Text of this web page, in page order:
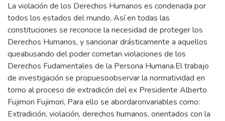
La violación de los Derechos Humanos es condenada por
todos los estados del mundo, Así en todas las
constituciones se reconoce la necesidad de proteger los
Derechos Humanos, y sancionar drásticamente a aquellos
queabusando del poder cometan violaciones de los
Derechos Fudamentales de la Persona Humana.El trabajo
de investigación se propuesoobservar la normatividad en
torno al proceso de extradicón del ex Presidente Alberto
Fujimori Fujimori, Para ello se abordaronvariables como:
Extradición, violación, derechos humanos, orientados con la